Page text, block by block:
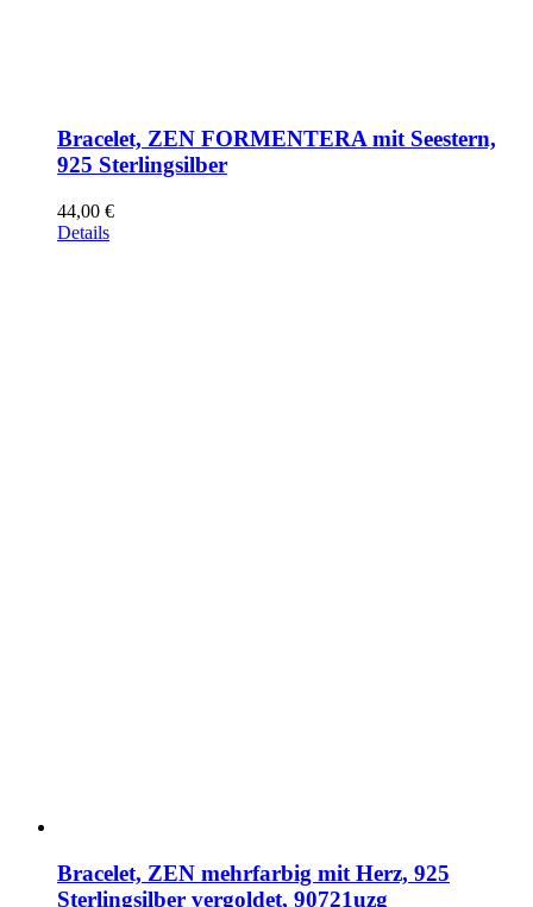
Bracelet, ZEN FORMENTERA mit Seestern,
925 Sterlingsilber
44,00 €
Details
Bracelet, ZEN mehrfarbig mit Herz, 925
Sterlingsilber vergoldet, 90721uzg